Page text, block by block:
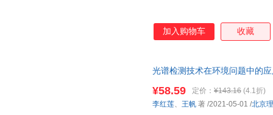
加入购物车 收藏
光谱检测技术在环境问题中的
¥58.59 定价： ¥143.16 (4.1折)
李红莲、 王帆 著 /2021-05-01 /北京